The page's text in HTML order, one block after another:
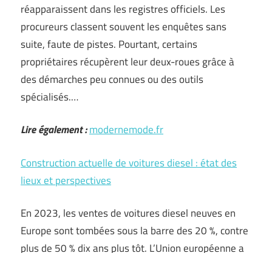
réapparaissent dans les registres officiels. Les
procureurs classent souvent les enquêtes sans
suite, faute de pistes. Pourtant, certains
propriétaires récupèrent leur deux-roues grâce à
des démarches peu connues ou des outils
spécialisés.…
Lire également :modernemode.fr
Construction actuelle de voitures diesel : état des
lieux et perspectives
En 2023, les ventes de voitures diesel neuves en
Europe sont tombées sous la barre des 20 %, contre
plus de 50 % dix ans plus tôt. L’Union européenne a